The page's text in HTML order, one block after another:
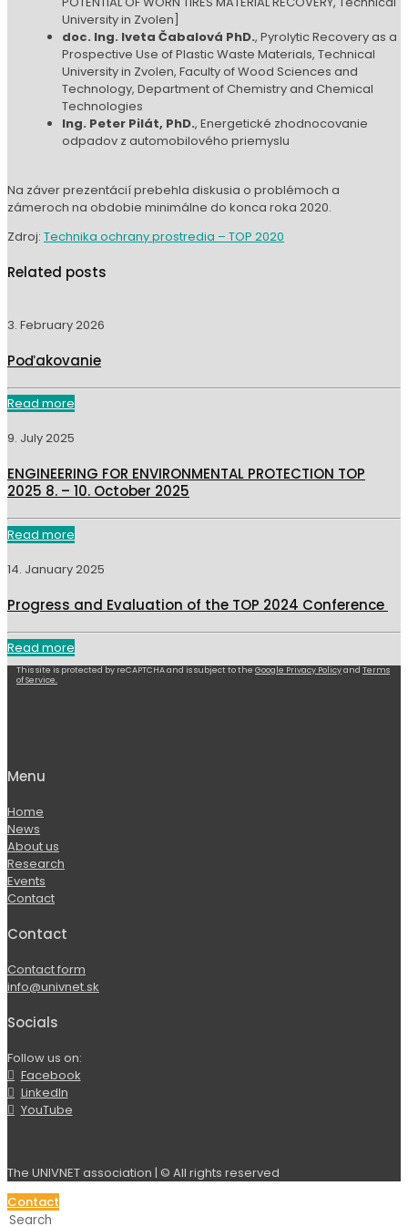
University in Zvolen]
doc. Ing. Iveta Čabalová PhD., Pyrolytic Recovery as a
Prospective Use of Plastic Waste Materials, Technical
University in Zvolen, Faculty of Wood Sciences and
Technology, Department of Chemistry and Chemical
Technologies
Ing. Peter Pilát, PhD., Energetické zhodnocovanie
odpadov z automobilového priemyslu
Na záver prezentácií prebehla diskusia o problémoch a
zámeroch na obdobie minimálne do konca roka 2020.
Zdroj: Technika ochrany prostredia – TOP 2020
Related posts
3. February 2026
Poďakovanie
Read more
9. July 2025
ENGINEERING FOR ENVIRONMENTAL PROTECTION TOP
2025 8. – 10. October 2025
Read more
14. January 2025
Progress and Evaluation of the TOP 2024 Conference
Read more
This site is protected by reCAPTCHA and is subject to the Google Privacy Policyand Terms
of Service.
Menu
Home
News
About us
Research
Events
Contact
Contact
Contact form
info@univnet.sk
Socials
Follow us on:
Facebook
LinkedIn
YouTube
The UNIVNET association | © All rights reserved
Contact